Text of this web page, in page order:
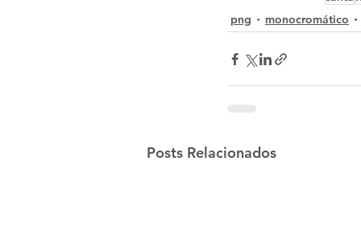
png
monocromático
Posts Relacionados